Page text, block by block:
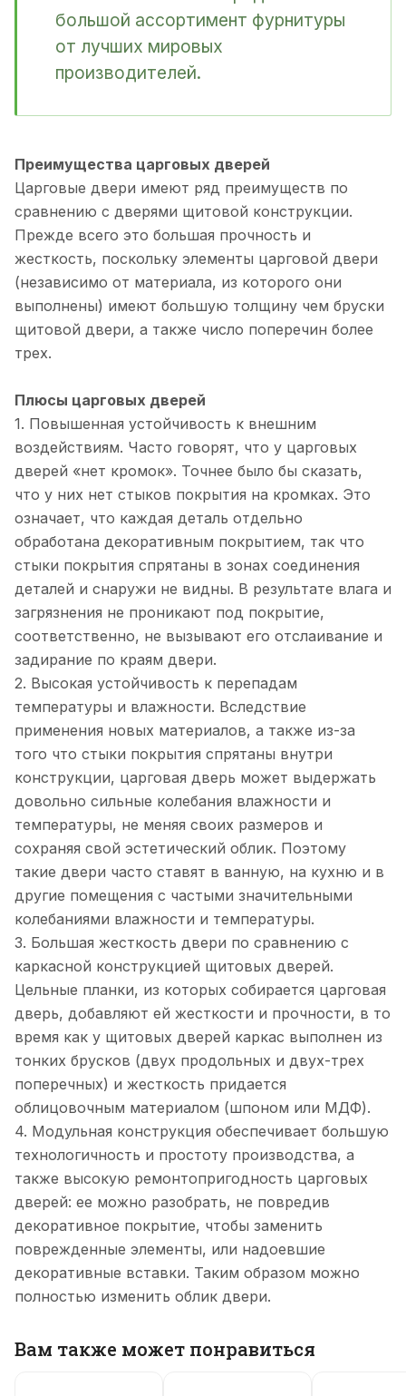
большой ассортимент фурнитуры
от лучших мировых
производителей.
Преимущества царговых дверей
Царговые двери имеют ряд преимуществ по
сравнению с дверями щитовой конструкции.
Прежде всего это большая прочность и
жесткость, поскольку элементы царговой двери
(независимо от материала, из которого они
выполнены) имеют большую толщину чем бруски
щитовой двери, а также число поперечин более
трех.
Плюсы царговых дверей
1. Повышенная устойчивость к внешним
воздействиям. Часто говорят, что у царговых
дверей «нет кромок». Точнее было бы сказать,
что у них нет стыков покрытия на кромках. Это
означает, что каждая деталь отдельно
обработана декоративным покрытием, так что
стыки покрытия спрятаны в зонах соединения
деталей и снаружи не видны. В результате влага и
загрязнения не проникают под покрытие,
соответственно, не вызывают его отслаивание и
задирание по краям двери.
2. Высокая устойчивость к перепадам
температуры и влажности. Вследствие
применения новых материалов, а также из-за
того что стыки покрытия спрятаны внутри
конструкции, царговая дверь может выдержать
довольно сильные колебания влажности и
температуры, не меняя своих размеров и
сохраняя свой эстетический облик. Поэтому
такие двери часто ставят в ванную, на кухню и в
другие помещения с частыми значительными
колебаниями влажности и температуры.
3. Большая жесткость двери по сравнению с
каркасной конструкцией щитовых дверей.
Цельные планки, из которых собирается царговая
дверь, добавляют ей жесткости и прочности, в то
время как у щитовых дверей каркас выполнен из
тонких брусков (двух продольных и двух-трех
поперечных) и жесткость придается
облицовочным материалом (шпоном или МДФ).
4. Модульная конструкция обеспечивает большую
технологичность и простоту производства, а
также высокую ремонтопригодность царговых
дверей: ее можно разобрать, не повредив
декоративное покрытие, чтобы заменить
поврежденные элементы, или надоевшие
декоративные вставки. Таким образом можно
полностью изменить облик двери.
Вам также может понравиться